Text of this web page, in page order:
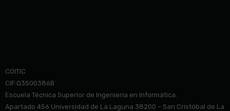
COITIC
CIF:Q3500386B
Escuela Técnica Superior de Ingeniería en Informática.
Apartado 456 Universidad de La Laguna 38200 – San Cristóbal de La